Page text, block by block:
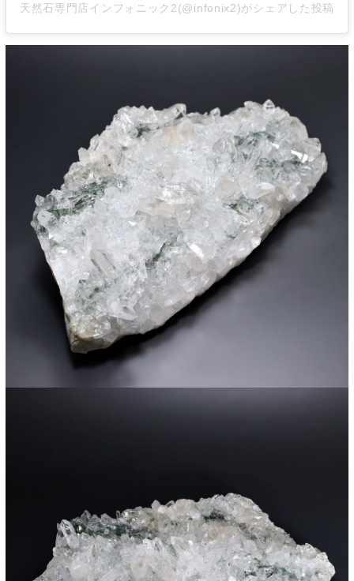
天然石専門店インフォニック2(@infonix2)がシェアした投稿